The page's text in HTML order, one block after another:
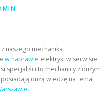
naszego mechanika
w naprawie elektryki w serwisie
specjaliści to mechanicy z dużym
dużą wiedzę na temat